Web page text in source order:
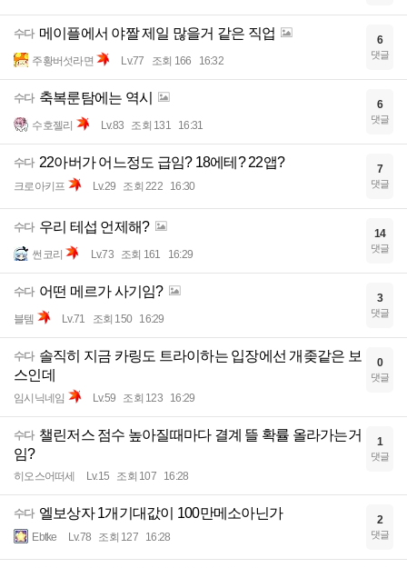
수다 메이플에서 야짤 제일 많을거 같은 직업
주황버섯라면 Lv.77 조회 166 16:32
6
댓글
수다 축복룬탐에는 역시
수호젤리 Lv.83 조회 131 16:31
6
댓글
수다 22아버가 어느정도 급임? 18에테? 22앱?
크로아키프 Lv.29 조회 222 16:30
7
댓글
수다 우리 테섭 언제해?
썬코리 Lv.73 조회 161 16:29
14
댓글
수다 어떤 메르가 사기임?
블템 Lv.71 조회 150 16:29
3
댓글
수다 솔직히 지금 카링도 트라이하는 입장에선 개좆같은 보
스인데
임시닉네임 Lv.59 조회 123 16:29
0
댓글
수다 챌린저스 점수 높아질때마다 결계 뜰 확률 올라가는거
임?
히오스어떠세 Lv.15 조회 107 16:28
1
댓글
수다 엘보상자 1개기대값이 100만메소아닌가
Ebtke Lv.78 조회 127 16:28
2
댓글